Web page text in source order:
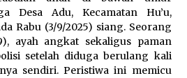
Amankan salah satu
sempat jadi DPO
Desa Adu, Kecamatan Hu’u,
Rabu (3/9/2025) siang. Seorang
ayah angkat sekaligus paman
setelah diduga berulang kali
sendiri. Peristiwa ini memicu